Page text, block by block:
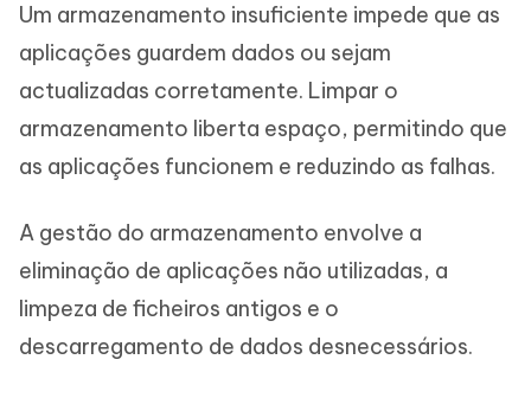
Um armazenamento insuficiente impede que as
aplicações guardem dados ou sejam
actualizadas corretamente. Limpar o
armazenamento liberta espaço, permitindo que
as aplicações funcionem e reduzindo as falhas.
A gestão do armazenamento envolve a
eliminação de aplicações não utilizadas, a
limpeza de ficheiros antigos e o
descarregamento de dados desnecessários.